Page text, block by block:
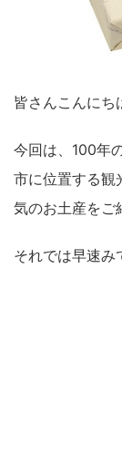
皆さんこんにち
今回は、100年
市に位置する観
気のお土産をご
それでは早速み